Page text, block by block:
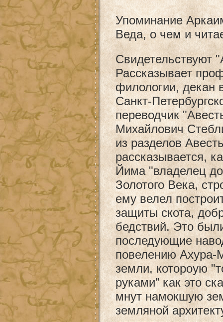
Упоминание
Веда, о чем и
Свидетельствуют
Рассказывает
филологии, декан
Санкт-
переводчик
Михайлович
из разделов
рассказывается,
Йима "владелец
Золотого Века,
ему велел
защиты скота,
бедствий. Это
последующие
повелению Ахура-
земли, котороую
руками” как это
мнут намокшую
земляной